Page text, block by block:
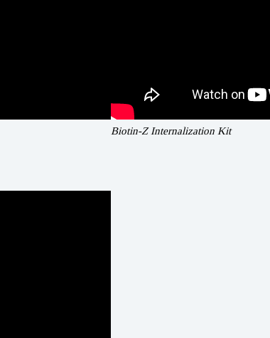
Biotin-Z Internalization Kit